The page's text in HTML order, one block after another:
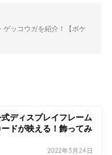
ゲッコウガを紹介！【ポケ
式ディスプレイフレーム
ドが映える！飾ってみ
2022年3月24日